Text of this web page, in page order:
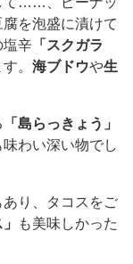
腐を泡盛に漬けて
塩辛 「スクガラ
。 海ブドウや生
「島らっきょう」
味わい深い物でし
り、タコスをご
も美味しかった